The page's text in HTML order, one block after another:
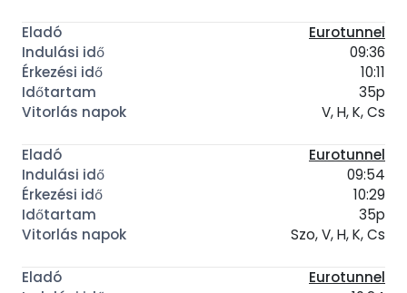
Eurotunnel
09:36
10:11
35p
V, H, K, Cs
Eurotunnel
09:54
10:29
35p
Szo, V, H, K, Cs
Eurotunnel